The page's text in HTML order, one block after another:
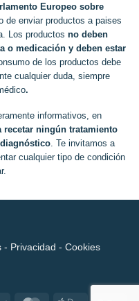
Europeo sobre
de enviar productos a paises
Los productos no deben
o medicación y deben estar
de los productos debe
cualquier duda, siempre
.
informativos, en
recetar ningún tratamiento
. Te invitamos a
cualquier tipo de condición
- Privacidad - Cookies